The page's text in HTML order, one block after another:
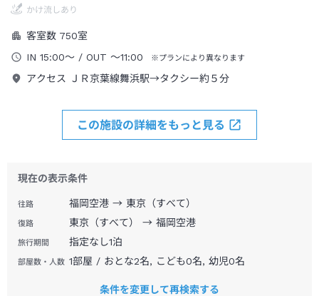
かけ流しあり
客室数 750室
IN 15:00～ / OUT ～11:00 ※プランにより異なります
アクセス ＪＲ京葉線舞浜駅→タクシー約５分
この施設の詳細をもっと見る
現在の表示条件
往路 福岡空港 → 東京（すべて）
復路 東京（すべて） → 福岡空港
部屋数・人数 1部屋 / おとな2名, こども0名, 幼児0名
旅行期間 指定なし1泊
条件を変更して再検索する